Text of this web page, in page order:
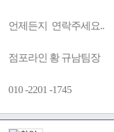
언제든지 연락주세요..
점포라인 황 규남팀장
010 -2201 -1745